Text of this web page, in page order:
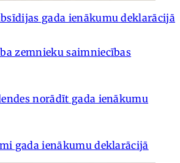
gada ienākumu deklarācijā
zemnieku saimniecības
norādīt gada ienākumu
gada ienākumu deklarācijā